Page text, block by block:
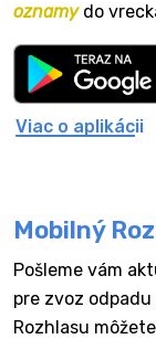
oznamydo
Viac o aplikácii
Mobilný
Pošleme vám
pre zvoz
Rozhlasu